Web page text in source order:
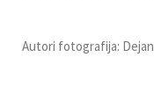
Autori fotografija: